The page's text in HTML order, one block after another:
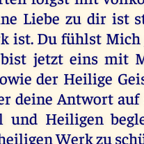
Liebe zu dir ist
ist. Du fühlst Mich
jetzt eins mit
der Heilige
deine Antwort
und Heiligen
Werk zu